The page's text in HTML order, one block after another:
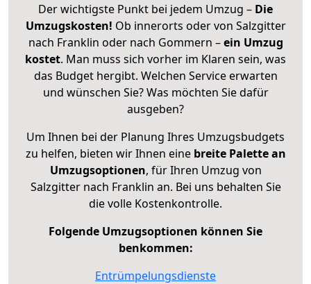
Der wichtigste Punkt bei jedem Umzug – Die
Umzugskosten! Ob innerorts oder von Salzgitter
nach Franklin oder nach Gommern –ein Umzug
kostet. Man muss sich vorher im Klaren sein, was
das Budget hergibt. Welchen Service erwarten
und wünschen Sie? Was möchten Sie dafür
ausgeben?
Um Ihnen bei der Planung Ihres Umzugsbudgets
zu helfen, bieten wir Ihnen eine breite Palette an
Umzugsoptionen, für Ihren Umzug von
Salzgitter nach Franklin an. Bei uns behalten Sie
die volle Kostenkontrolle.
Folgende Umzugsoptionen können Sie
benkommen:
Entrümpelungsdienste